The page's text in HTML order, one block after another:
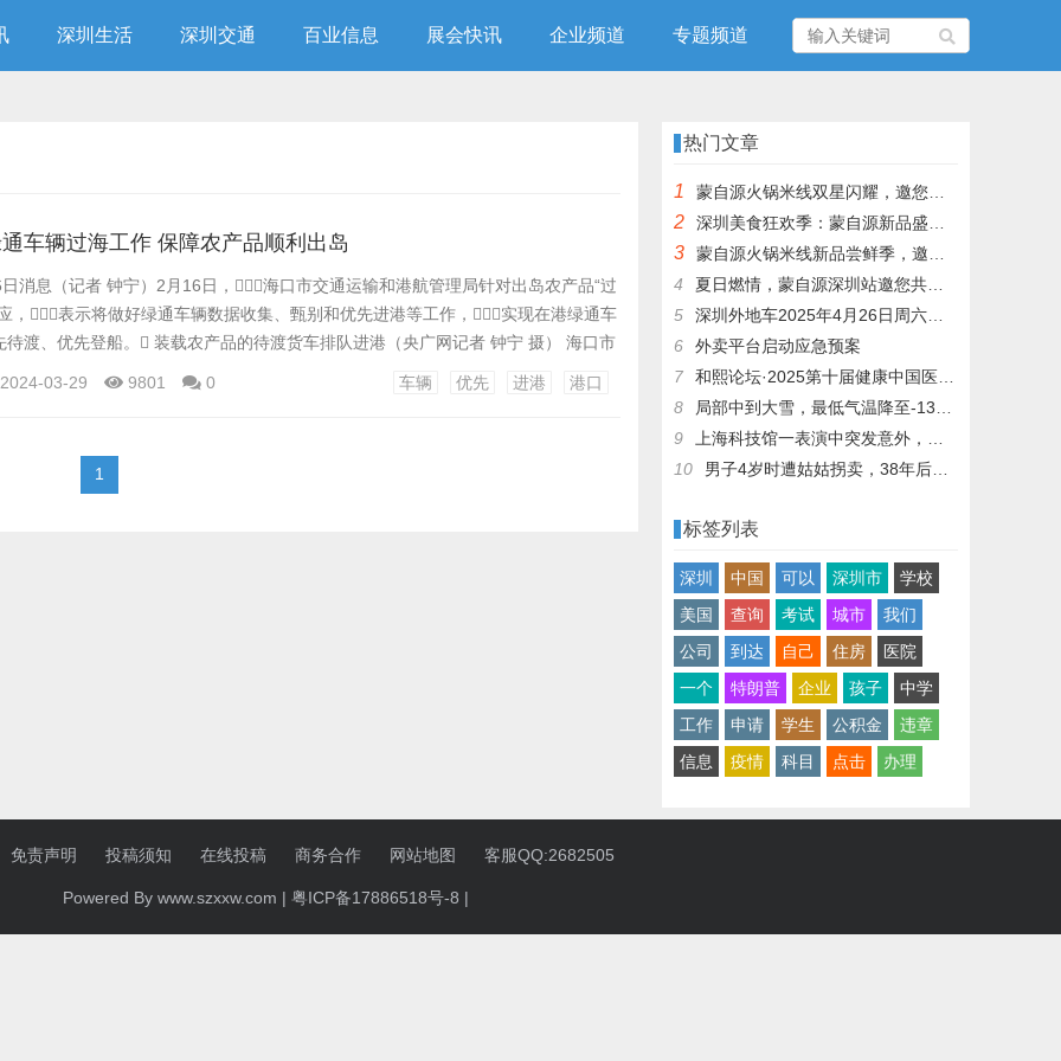
深圳生活 深圳交通 百业信息 展会快讯 企业频道 专题频道
车辆过海工作 保障农产品顺利出岛
消息（记者 钟宁）2月16日，海口市交通运输和港航管理局针对出岛农产品“过
，表示将做好绿通车辆数据收集、甄别和优先进港等工作，实现在港绿通车
待渡、优先登船。 装载农产品的待渡货车排队进港（央广网记者 钟宁 摄） 海口市
局党组成员、副局长赵勇介绍，今年春运以来，海口新海港、秀英港、铁
2024-03-29 9801 0 车辆 优先 进港 港口
1
热门文章
1 蒙自源火锅米线双星闪耀，邀您共享辣爽夏日盛宴！
2 深圳美食狂欢季：蒙自源新品盛宴邀您品尝
3
蒙自源火锅米线新品尝鲜季，邀您共享味蕾盛宴！
4
夏日燃情，蒙自源深圳站邀您共赴美食盛宴！
5
深圳外地车2025年4月26日周六限行吗
6
外卖平台启动应急预案
7
和熙论坛·2025第十届健康中国医药连锁发展论坛在泰州举办
8
局部中到大雪，最低气温降至-13℃，济南今冬的第一场雪，或跟去年同一时间！
9
上海科技馆一表演中突发意外，机器人从高处坠落摔毁
10
男子4岁时遭姑姑拐卖，38年后终回家认亲！聋哑父母苦寻多年，母亲已抱憾离世丨红星寻人
标签列表
深圳 中国 可以 深圳市
学校
美国
查询 考试 城市
我们
公司
到达 自己 住房
医院
一个
特朗普 企业 孩子
中学
工作
申请 学生 公积金
违章
信息
疫情 科目 点击 办理
免责声明 投稿须知 在线投稿 商务合作 网站地图 客服QQ:2682505
Powered By www.szxxw.com | 粤ICP备17886518号-8 |